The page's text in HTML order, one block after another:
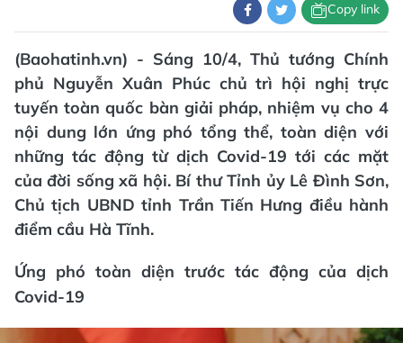
Copy link
(Baohatinh.vn) - Sáng 10/4, Thủ tướng Chính
phủ Nguyễn Xuân Phúc chủ trì hội nghị trực
tuyến toàn quốc bàn giải pháp, nhiệm vụ cho 4
nội dung lớn ứng phó tổng thể, toàn diện với
những tác động từ dịch Covid-19 tới các mặt
của đời sống xã hội. Bí thư Tỉnh ủy Lê Đình Sơn,
Chủ tịch UBND tỉnh Trần Tiến Hưng điều hành
điểm cầu Hà Tĩnh.
Ứng phó toàn diện trước tác động của dịch
Covid-19